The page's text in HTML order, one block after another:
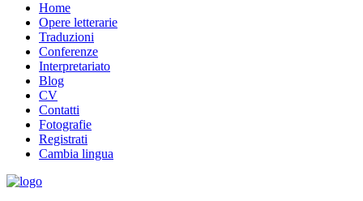
Home
Opere letterarie
Traduzioni
Conferenze
Interpretariato
Blog
CV
Contatti
Fotografie
Registrati
Cambia lingua